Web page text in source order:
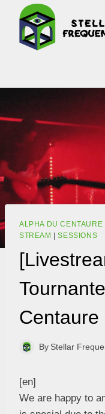
ALPHA DU CENTAURE
STREAM |SESSIONS
Centaure
By Stellar
[en]
We are happy to